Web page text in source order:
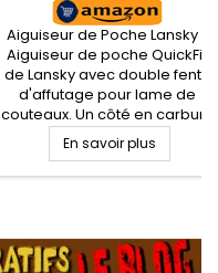
Aiguiseur de Poche Lansky -
Aiguiseur de poche QuickFix
de Lansky avec double fente
d'affutage pour lame de
couteaux. Un côté en carbure
de tungstène pour un
affutage rapide en deux trois
passages de la lame. Un
aiguiseur se range
facilement.
En savoir plus